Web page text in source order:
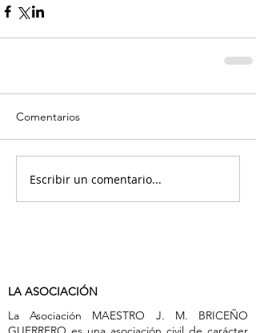
Comentarios
Escribir un comentario...
LA ASOCIACIÓN
La Asociación MAESTRO J. M. BRICEÑO